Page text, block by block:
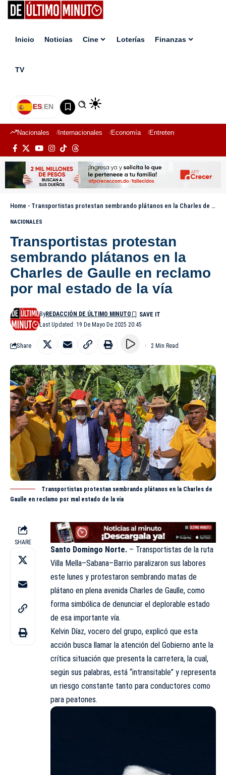
Inicio Noticias Cine Loterías Finanzas
TV
ES|EN
Nacionales Internacionales Economía Entretenimiento
Home - Transportistas protestan sembrando plátanos en la Charles de Gaulle en reclamo por mal estado de la vía
NACIONALES
Transportistas protestan
sembrando plátanos en la
Charles de Gaulle en reclamo
por mal estado de la vía
Last Updated: 19 De Mayo De 2025 20:45
ByREDACCIÓN DE ÚLTIMO MINUTO
Share 2 Min Read
Transportistas protestan sembrando plátanos en la Charles de
Gaulle en reclamo por mal estado de la vía
SHARE
Santo Domingo Norte. – Transportistas de la ruta
Villa Mella–Sabana–Barrio paralizaron sus labores
este lunes y protestaron sembrando matas de
plátano en plena avenida Charles de Gaulle, como
forma simbólica de denunciar el deplorable estado
de esa importante vía.
Kelvin Díaz, vocero del grupo, explicó que esta
acción busca llamar la atención del Gobierno ante la
crítica situación que presenta la carretera, la cual,
según sus palabras, está “intransitable” y representa
un riesgo constante tanto para conductores como
para peatones.